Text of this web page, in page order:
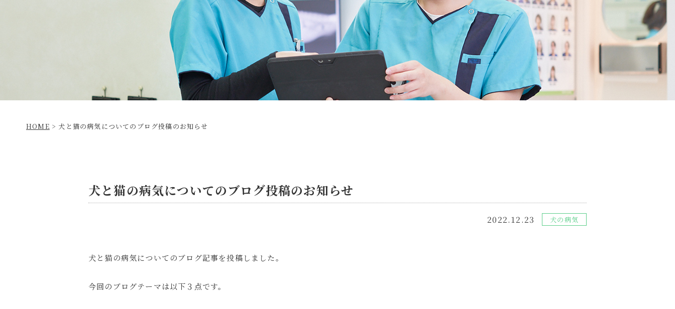
HOME > 犬と猫の病気についてのブログ投稿のお知らせ
犬と猫の病気についてのブログ投稿のお知らせ
2022.12.23 犬の病気
犬と猫の病気についてのブログ記事を投稿しました。
今回のブログテーマは以下３点です。